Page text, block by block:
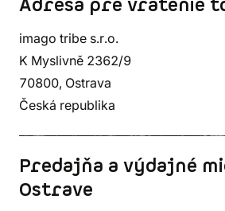
Adresa pre vrátenie
imago tribe s.r.o.
K Myslivně 2362/9
70800, Ostrava
Česká republika
Predajňa a výdajné
Ostrave